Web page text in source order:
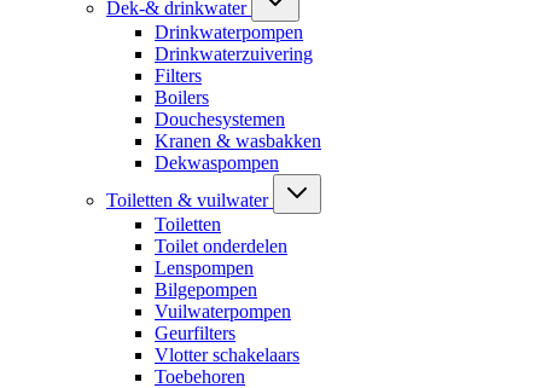
Dek-& drinkwater
Drinkwaterpompen
Drinkwaterzuivering
Filters
Boilers
Douchesystemen
Kranen & wasbakken
Dekwaspompen
Toiletten & vuilwater
Toiletten
Toilet onderdelen
Lenspompen
Bilgepompen
Vuilwaterpompen
Geurfilters
Vlotter schakelaars
Toebehoren